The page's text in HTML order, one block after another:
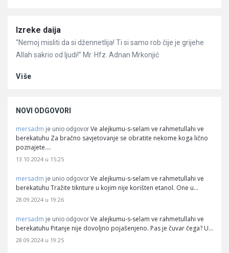
Članci
Izreke daija
“Nemoj misliti da si džennetlija! Ti si samo rob čije je grijehe
Allah sakrio od ljudi!” Mr. Hfz. Adnan Mrkonjić
Više
NOVI ODGOVORI
mersadm je unio odgovor Ve alejkumu-s-selam ve rahmetullahi ve
berekatuhu Za bračno savjetovanje se obratite nekome koga lično
poznajete.…
13.10.2024 u 15:25
mersadm je unio odgovor Ve alejkumu-s-selam ve rahmetullahi ve
berekatuhu Tražite tiknture u kojim nije korišten etanol. One u…
28.09.2024 u 19:26
mersadm je unio odgovor Ve alejkumu-s-selam ve rahmetullahi ve
berekatuhu Pitanje nije dovoljno pojašenjeno. Pas je čuvar čega? U…
28.09.2024 u 19:25